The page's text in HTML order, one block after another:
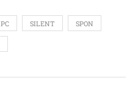
PC SILENT SPON